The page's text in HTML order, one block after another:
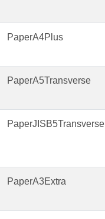
PaperA4Plus
PaperA5Transverse
PaperJISB5Transverse
PaperA3Extra